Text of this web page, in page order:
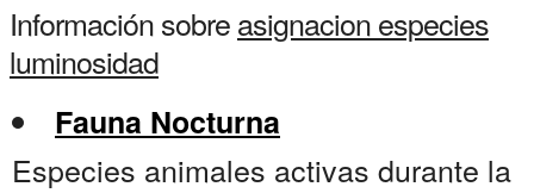
Información sobreasignacion especies
luminosidad
Fauna Nocturna
Especies animales activas durante la